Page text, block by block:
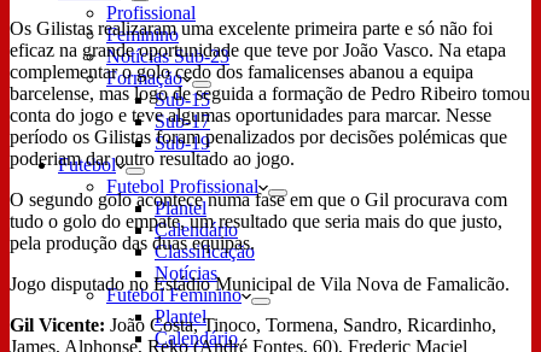
Profissional
Feminino
Notícias Sub-23
Formação
Sub-15
Sub-17
Sub-19
Futebol
Futebol Profissional
Plantel
Calendário
Classificação
Notícias
Futebol Feminino
Plantel
Calendário
Os Gilistas realizaram uma excelente primeira parte e só não foi
eficaz na grande oportunidade que teve por João Vasco. Na etapa
complementar o golo cedo dos famalicenses abanou a equipa
barcelense, mas logo de seguida a formação de Pedro Ribeiro tomou
conta do jogo e teve algumas oportunidades para marcar. Nesse
período os Gilistas foram penalizados por decisões polémicas que
poderiam dar outro resultado ao jogo.
O segundo golo acontece numa fase em que o Gil procurava com
tudo o golo do empate, um resultado que seria mais do que justo,
pela produção das duas equipas.
Jogo disputado no Estádio Municipal de Vila Nova de Famalicão.
Gil Vicente: João Costa, Tinoco, Tormena, Sandro, Ricardinho,
James, Alphonse, Reko (André Fontes, 60), Frederic Maciel